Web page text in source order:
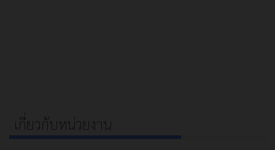
เกี่ยวกับหน่วยงาน